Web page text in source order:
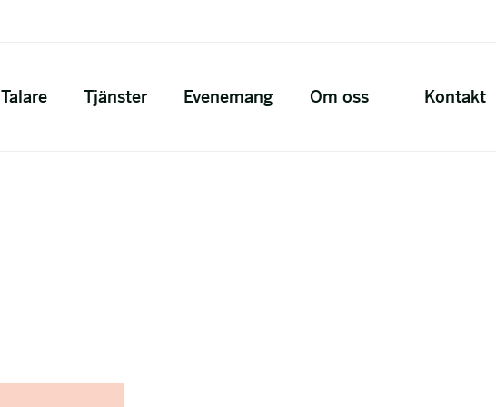
Talare Tjänster Evenemang Om oss Kontakt